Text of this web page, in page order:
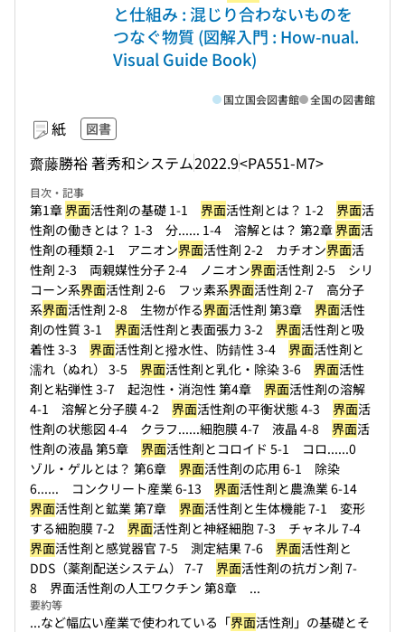
と仕組み : 混じり合わないものを
つなぐ物質 (図解入門 : How-nual.
Visual Guide Book)
紙 図書
齋藤勝裕 著秀和システム2022.9<PA551-M7>
国立国会図書館 全国の図書館
目次・記事
第1章 界面活性剤の基礎 1-1 界面活性剤とは？ 1-2 界面活
性剤の働きとは？ 1-3 分...... 1-4 溶解とは？ 第2章 界面活
性剤の種類 2-1 アニオン界面活性剤 2-2 カチオン界面活
性剤 2-3 両親媒性分子 2-4 ノニオン界面活性剤 2-5 シリ
コーン系界面活性剤 2-6 フッ素系界面活性剤 2-7 高分子
系界面活性剤 2-8 生物が作る界面活性剤 第3章 界面活性
剤の性質 3-1 界面活性剤と表面張力 3-2 界面活性剤と吸
着性 3-3 界面活性剤と撥水性、防錆性 3-4 界面活性剤と
濡れ（ぬれ） 3-5 界面活性剤と乳化・除染 3-6 界面活性
剤と粘弾性 3-7 起泡性・消泡性 第4章 界面活性剤の溶解
4-1 溶解と分子膜 4-2 界面活性剤の平衡状態 4-3 界面活
性剤の状態図 4-4 クラフ......細胞膜 4-7 液晶 4-8 界面活
性剤の液晶 第5章 界面活性剤とコロイド 5-1 コロ......0
ゾル・ゲルとは？ 第6章 界面活性剤の応用 6-1 除染
6...... コンクリート産業 6-13 界面活性剤と農漁業 6-14
界面活性剤と鉱業 第7章 界面活性剤と生体機能 7-1 変形
する細胞膜 7-2 界面活性剤と神経細胞 7-3 チャネル 7-4
界面活性剤と感覚器官 7-5 測定結果 7-6 界面活性剤と
DDS（薬剤配送システム） 7-7 界面活性剤の抗ガン剤 7-
8 界面活性剤の人工ワクチン 第8章 ...
要約等
...など幅広い産業で使われている「界面活性剤」の基礎とそ